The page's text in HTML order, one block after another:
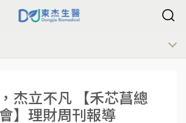
杰立不凡 【禾芯菖總
】理財周刊報導